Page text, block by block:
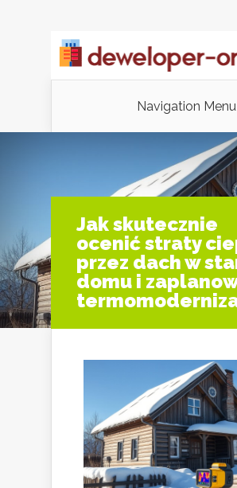
Navigation Menu
Jak skutecznie
ocenić straty
przez dach w
domu i